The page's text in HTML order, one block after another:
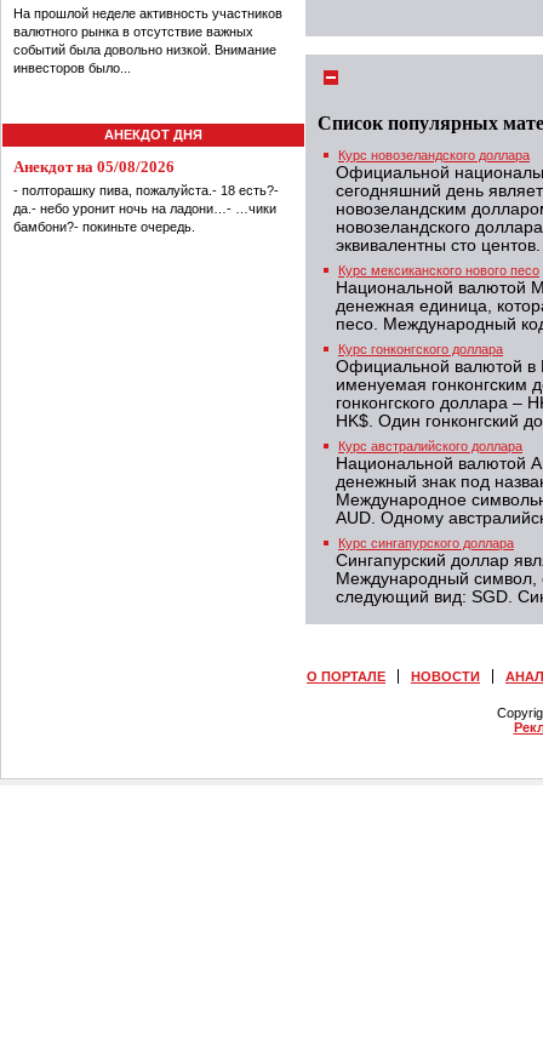
На прошлой неделе активность участников
валютного рынка в отсутствие важных
событий была довольно низкой. Внимание
инвесторов было...
АНЕКДОТ ДНЯ
Анекдот на 05/08/2026
- полторашку пива, пожалуйста.- 18 есть?-
да.- небо уронит ночь на ладони…- …чики
бамбони?- покиньте очередь.
Список популярных
Курс новозеландского доллара
Официальной
сегодняшний день
новозеландским
новозеландского
эквивалентны сто центов.
Курс мексиканского нового песо
Национальной валютой
денежная единица,
песо. Международный
Курс гонконгского доллара
Официальной валютой в
именуемая гонконгским
гонконгского доллара –
HK$. Один гонконгский
Курс австралийского доллара
Национальной валютой
денежный знак под
Международное
AUD. Одному
Курс сингапурского доллара
Сингапурский доллар
Международный символ,
следующий вид: SGD.
О ПОРТАЛЕ НОВОСТИ